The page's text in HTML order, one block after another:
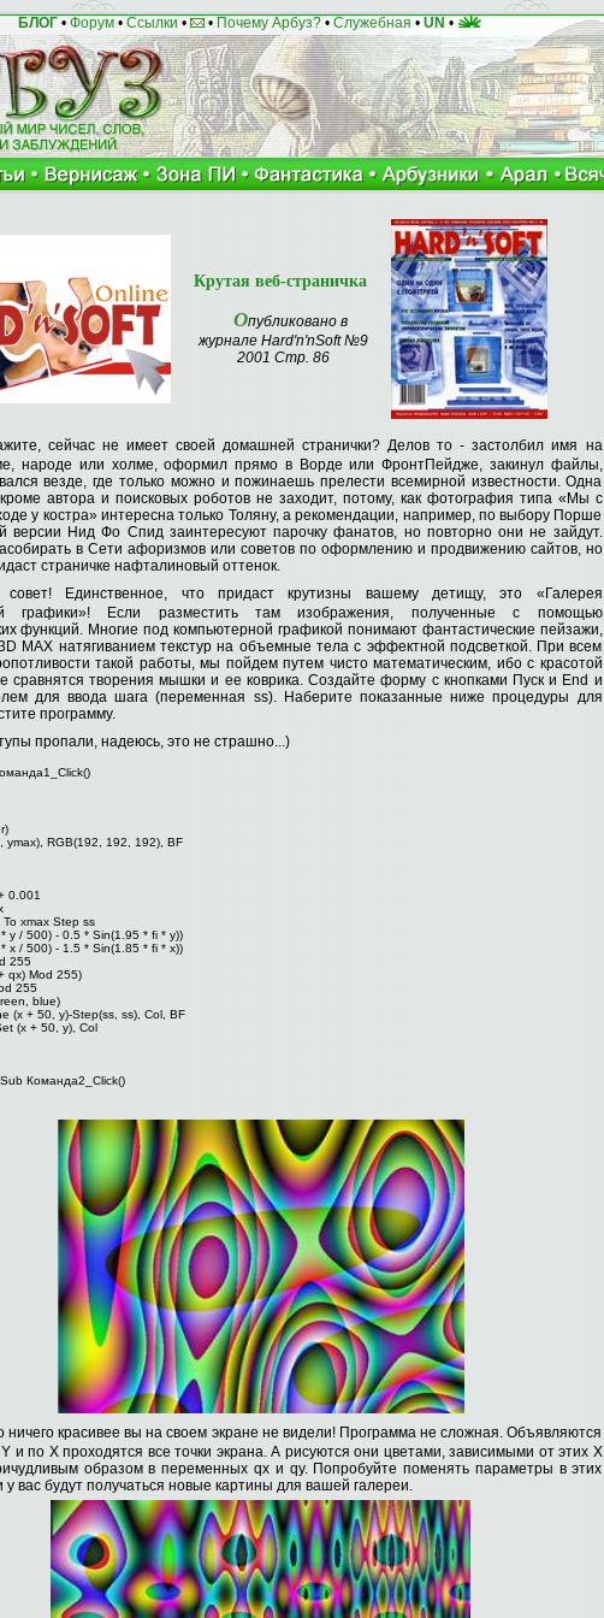
БЛОГ• Форум• Ссылки • • Почему Арбуз?• Служебная • UN •
Крутая веб-страничка
Опубликовано в
журнале Hard'n'nSoft №9
2001 Стр. 86
сейчас не имеет своей домашней странички? Делов то - застолбил имя на
народе или холме, оформил прямо в Ворде или ФронтПейдже, закинул файлы,
везде, где только можно и пожинаешь прелести всемирной известности. Одна
автора и поисковых роботов не заходит, потому, как фотография типа «Мы с
у костра» интересна только Толяну, а рекомендации, например, по выбору Порше
версии Нид Фо Спид заинтересуют парочку фанатов, но повторно они не зайдут.
в Сети афоризмов или советов по оформлению и продвижению сайтов, но
страничке нафталиновый оттенок.
совет! Единственное, что придаст крутизны вашему детищу, это «Галерея
графики»! Если разместить там изображения, полученные с помощью
функций. Многие под компьютерной графикой понимают фантастические пейзажи,
MAX натягиванием текстур на объемные тела с эффектной подсветкой. При всем
такой работы, мы пойдем путем чисто математическим, ибо с красотой
сравнятся творения мышки и ее коврика. Создайте форму с кнопками Пуск и End и
для ввода шага (переменная ss). Наберите показанные ниже процедуры для
программу.
пропали, надеюсь, это не страшно...)
ymax), RGB(192, 192, 192), BF
0.001
xmax Step ss
y / 500) - 0.5 * Sin(1.95 * fi * y))
x / 500) - 1.5 * Sin(1.85 * fi * x))
255
qx) Mod 255)
255
blue)
(x + 50, y)-Step(ss, ss), Col, BF
(x + 50, y), Col
Команда2_Click()
ничего красивее вы на своем экране не видели! Программа не сложная. Объявляются
и по X проходятся все точки экрана. А рисуются они цветами, зависимыми от этих X
образом в переменных qx и qy. Попробуйте поменять параметры в этих
вас будут получаться новые картины для вашей галереи.